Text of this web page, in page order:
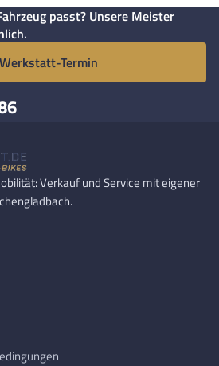
passt? Unsere Meister
Werkstatt-Termin
Verkauf und Service mit eigener